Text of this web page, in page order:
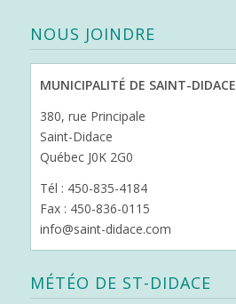
NOUS JOINDRE
MUNICIPALITÉ DE SAINT-DIDACE
380, rue Principale
Saint-Didace
Québec J0K 2G0
Tél : 450-835-4184
Fax : 450-836-0115
info@saint-didace.com
MÉTÉO DE ST-DIDACE